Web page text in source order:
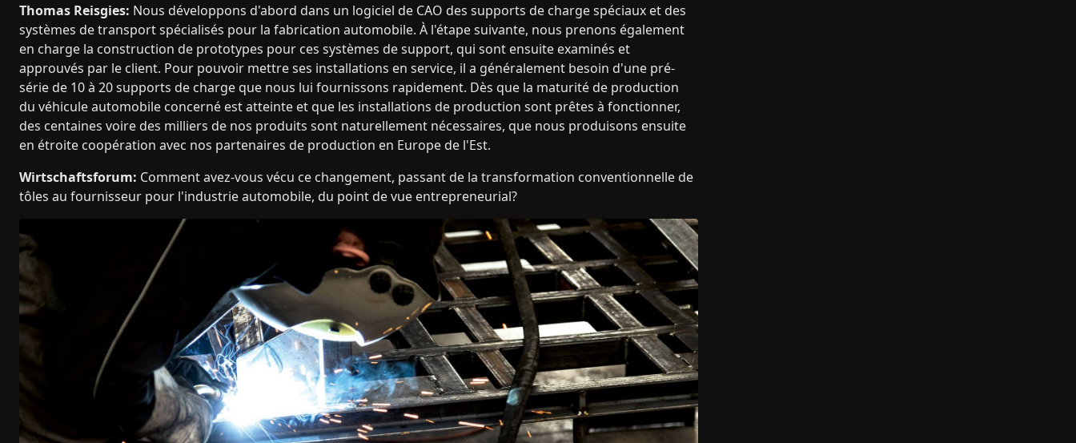
Thomas Reisgies: Nous développons d'abord dans un logiciel de CAO des supports de charge spéciaux et des
systèmes de transport spécialisés pour la fabrication automobile. À l'étape suivante, nous prenons également
en charge la construction de prototypes pour ces systèmes de support, qui sont ensuite examinés et
approuvés par le client. Pour pouvoir mettre ses installations en service, il a généralement besoin d'une pré-
série de 10 à 20 supports de charge que nous lui fournissons rapidement. Dès que la maturité de production
du véhicule automobile concerné est atteinte et que les installations de production sont prêtes à fonctionner,
des centaines voire des milliers de nos produits sont naturellement nécessaires, que nous produisons ensuite
en étroite coopération avec nos partenaires de production en Europe de l'Est.
Wirtschaftsforum: Comment avez-vous vécu ce changement, passant de la transformation conventionnelle de
tôles au fournisseur pour l'industrie automobile, du point de vue entrepreneurial?